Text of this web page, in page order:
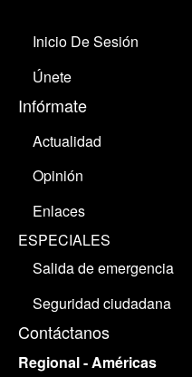
Inicio De Sesión
Únete
Infórmate
Actualidad
Opinión
Enlaces
ESPECIALES
Salida de emergencia
Seguridad ciudadana
Contáctanos
Regional - Américas